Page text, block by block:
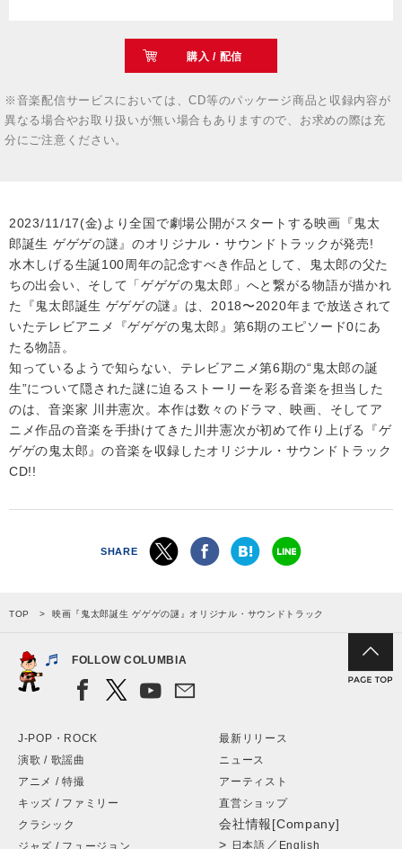
購入 / 配信
※音楽配信サービスにおいては、CD等のパッケージ商品と収録内容が
異なる場合やお取り扱いが無い場合もありますので、お求めの際は充
分にご注意ください。
2023/11/17(金)より全国で劇場公開がスタートする映画『鬼太
郎誕生 ゲゲゲの謎』のオリジナル・サウンドトラックが発売!
水木しげる生誕100周年の記念すべき作品として、鬼太郎の父た
ちの出会い、そして「ゲゲゲの鬼太郎」へと繋がる物語が描かれ
た『鬼太郎誕生 ゲゲゲの謎』は、2018〜2020年まで放送されて
いたテレビアニメ『ゲゲゲの鬼太郎』第6期のエピソード0にあ
たる物語。
知っているようで知らない、テレビアニメ第6期の“鬼太郎の誕
生”について隠された謎に迫るストーリーを彩る音楽を担当した
のは、音楽家 川井憲次。本作は数々のドラマ、映画、そしてア
ニメ作品の音楽を手掛けてきた川井憲次が初めて作り上げる『ゲ
ゲゲの鬼太郎』の音楽を収録したオリジナル・サウンドトラック
CD!!
SHARE
TOP 映画『鬼太郎誕生 ゲゲゲの謎』オリジナル・サウンドトラック
FOLLOW COLUMBIA
J-POP・ROCK
演歌 / 歌謡曲
アニメ / 特撮
キッズ / ファミリー
クラシック
ジャズ / フュージョン
最新リリース
ニュース
アーティスト
直営ショップ
会社情報[Company]
> 日本語 ／ English